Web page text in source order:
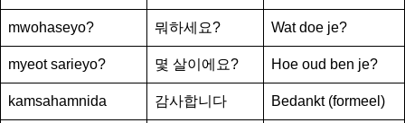
mwohaseyo? 뭐하세요? Wat doe je?
myeot sarieyo? 몇 살이에요? Hoe oud ben je?
kamsahamnida 감사합니다 Bedankt (formeel)